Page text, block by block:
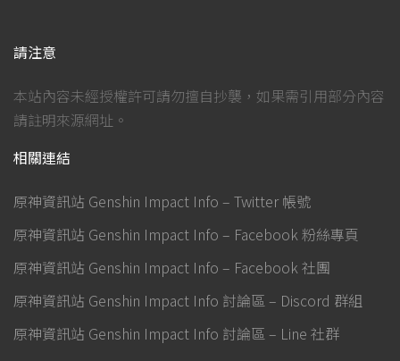
請注意
本站內容未經授權許可請勿擅自抄襲，如果需引用部分內容
請註明來源網址。
相關連結
原神資訊站 Genshin Impact Info – Twitter 帳號
原神資訊站 Genshin Impact Info – Facebook 粉絲專頁
原神資訊站 Genshin Impact Info – Facebook 社團
原神資訊站 Genshin Impact Info 討論區 – Discord 群組
原神資訊站 Genshin Impact Info 討論區 – Line 社群